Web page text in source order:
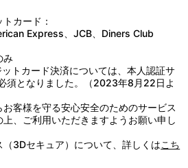
る場所での保管はお避けください。
く読み、正しくご使用ください。
カード：
Express、JCB、Diners Club
み
トカード決済については、本人認証サ
須となりました。（2023年8月22日よ
客様を守る安心安全のためのサービス
、ご利用いただきますようお願い申し
3Dセキュア）について、詳しくはこち